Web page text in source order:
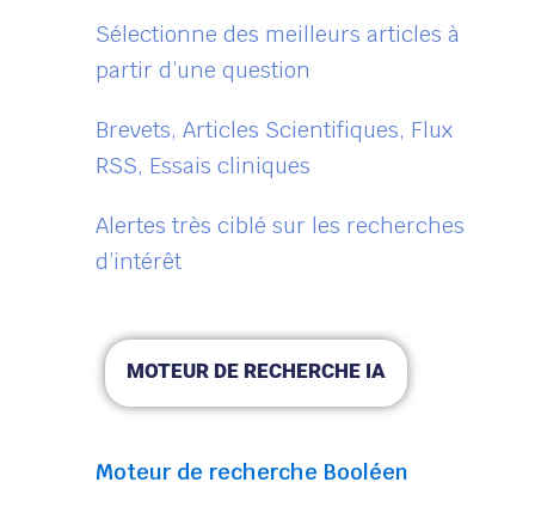
Sélectionne des meilleurs articles à
partir d’une question
Brevets, Articles Scientifiques, Flux
RSS, Essais cliniques
Alertes très ciblé sur les recherches
d’intérêt
MOTEUR DE RECHERCHE IA
Moteur de recherche Booléen